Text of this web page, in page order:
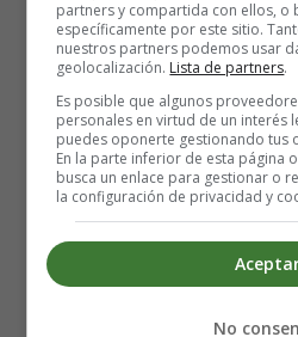
presión arterial.
Vitaminas: Las espinacas,
vitaminas A y C, pueden
inmunitario. Las espinacas
necesidades diarias de
salud y el desarrollo del
espinacas durante el
diaria de vitamina B,
sistema nervioso del bebé.
Posibles efectos
partners y compartida con ellos, o
específicamente por este sitio.
nuestros partners podemos usar
geolocalización. Lista de partners.
Es posible que algunos
personales en virtud de un interés
puedes oponerte gestionando tus
En la parte inferior de esta página
busca un enlace para gestionar o
la configuración de privacidad y
No